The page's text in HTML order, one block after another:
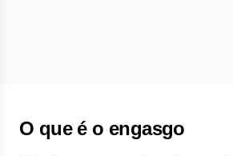
O que é o engasgo